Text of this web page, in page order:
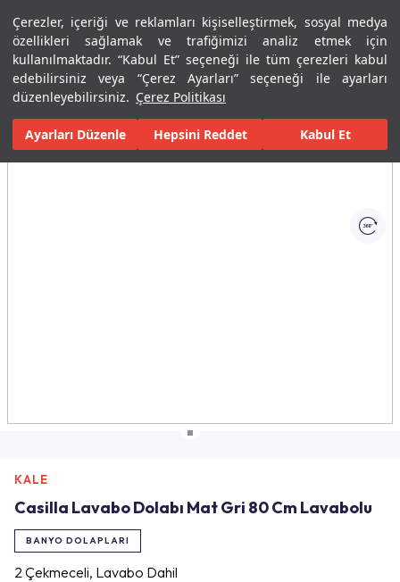
Çerezler, içeriği ve reklamları kişiselleştirmek, sosyal medya
özellikleri sağlamak ve trafiğimizi analiz etmek için
kullanılmaktadır. “Kabul Et” seçeneği ile tüm çerezleri kabul
edebilirsiniz veya “Çerez Ayarları” seçeneği ile ayarları
düzenleyebilirsiniz. Çerez Politikası
Ayarları Düzenle Hepsini Reddet Kabul Et
Menü Menü
Ana Sayfa Banyolar Banyo Mobilyaları Banyo Dolapları
Tüm Görseller(1)
KALE
Casilla Lavabo Dolabı Mat Gri 80 Cm Lavabolu
BANYO DOLAPLARI
2 Çekmeceli, Lavabo Dahil